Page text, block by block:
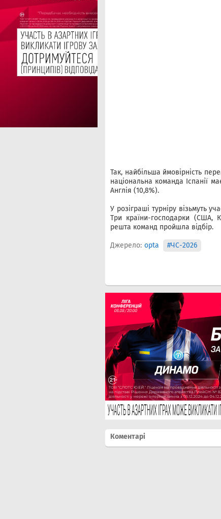
Так, найбільша ймовірність
національна команда Іспанії
Англія (10,8%).
У розіграші турніру візьмуть
Три країни-господарки (США,
решта команд пройшла відбір.
Джерело: opta #ЧС-2026
Коментарі